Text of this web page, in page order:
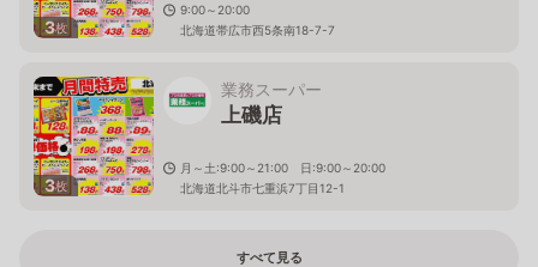
3枚
9:00～20:00
北海道帯広市西5条南18-7-7
3枚
業務スーパー
上磯店
月～土:9:00～21:00 日:9:00～20:00
北海道北斗市七重浜7丁目12-1
すべて見る